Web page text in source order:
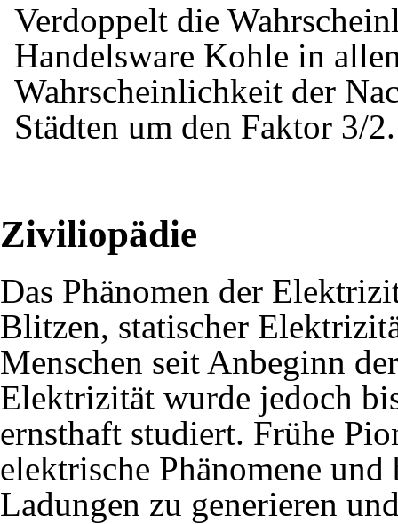
Verdoppelt die
Handelsware Kohle in
Wahrscheinlichkeit der
Städten um den Faktor 3/2.
Ziviliopädie
Das Phänomen der
Blitzen, statischer
Menschen seit Anbeginn
Elektrizität wurde jedoch
ernsthaft studiert. Frühe
elektrische Phänomene
Ladungen zu generieren